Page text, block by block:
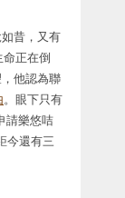
昔，又有
正在倒
他認為聯
。眼下只有
請樂悠咭
今還有三